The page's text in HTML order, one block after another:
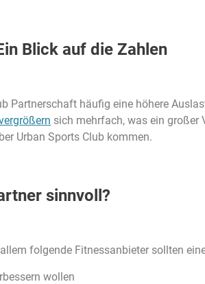
Blick auf die Zahlen
Partnerschaft häufig eine höhere
sich mehrfach, was ein
Urban Sports Club kommen.
sinnvoll?
folgende Fitnessanbieter sollten
wollen